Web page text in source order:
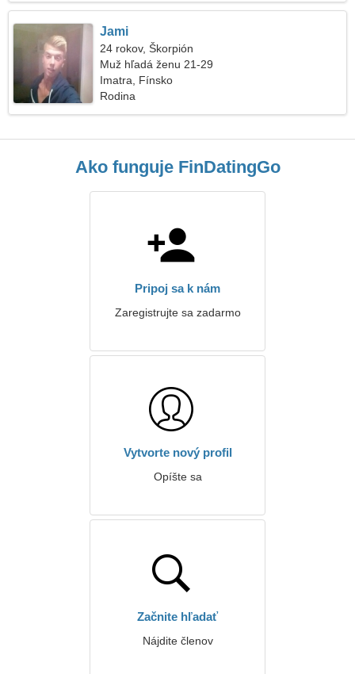
Jami
24 rokov, Škorpión
Muž hľadá ženu 21-29
Imatra, Fínsko
Rodina
Ako funguje FinDatingGo
Pripoj sa k nám
Zaregistrujte sa zadarmo
Vytvorte nový profil
Opíšte sa
Začnite hľadať
Nájdite členov